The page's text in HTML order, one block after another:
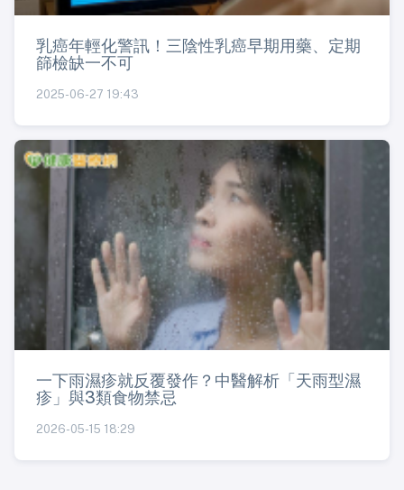
乳癌年輕化警訊！三陰性乳癌早期用藥、定期
篩檢缺一不可
2025-06-27 19:43
一下雨濕疹就反覆發作？中醫解析「天雨型濕
疹」與3類食物禁忌
2026-05-15 18:29